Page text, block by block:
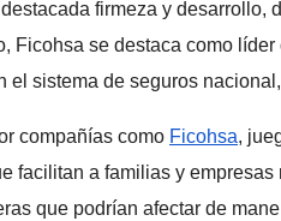
firmeza y
Ficohsa se destaca como
el sistema de seguros
compañías como Ficohsa,
facilitan a familias y
que podrían afectar de